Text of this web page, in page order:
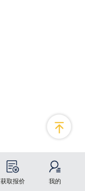
获取报价 我的